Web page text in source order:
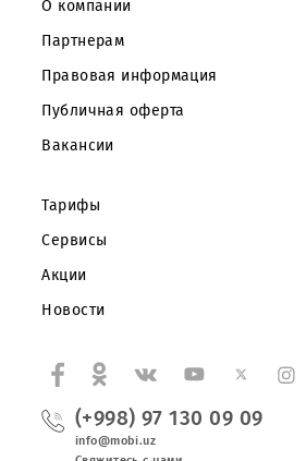
Партнерам
Правовая информация
Публичная оферта
Тарифы
Сервисы